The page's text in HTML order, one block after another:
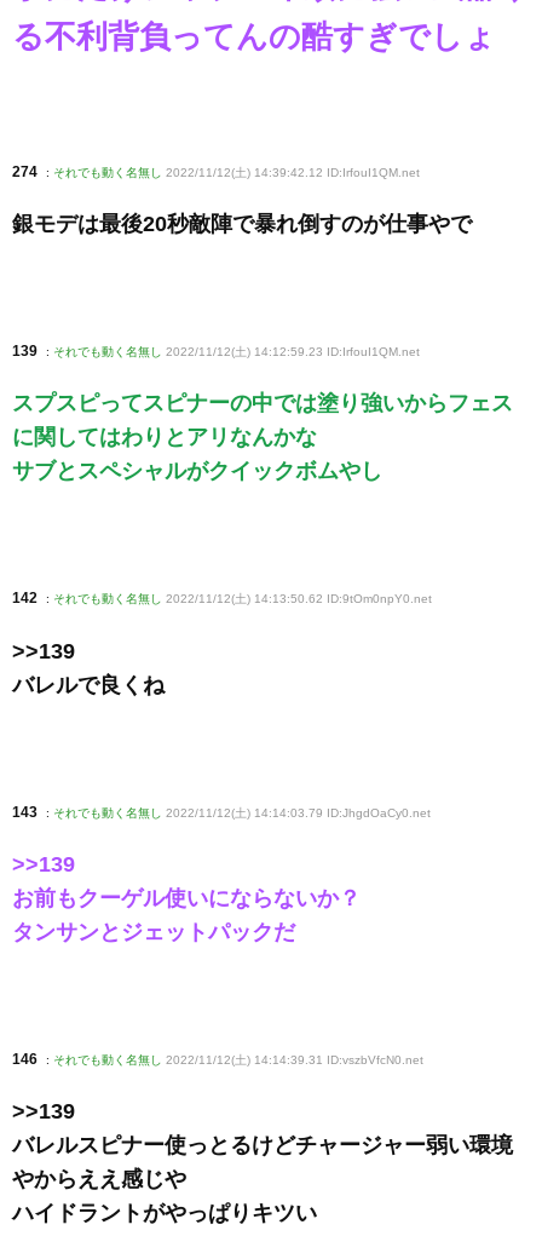
る不利背負ってんの酷すぎでしょ
274 : それでも動く名無し 2022/11/12(土) 14:39:42.12 ID:IrfouI1QM .net
銀モデは最後20秒敵陣で暴れ倒すのが仕事やで
139 : それでも動く名無し 2022/11/12(土) 14:12:59.23 ID:IrfouI1QM.net
スプスピってスピナーの中では塗り強いからフェス
に関してはわりとアリなんかな
サブとスペシャルがクイックボムやし
142 : それでも動く名無し 2022/11/12(土) 14:13:50.62 ID:9tOm0npY0.net
>>139
バレルで良くね
143 : それでも動く名無し 2022/11/12(土) 14:14:03.79 ID:JhgdOaCy0 .net
>>139
お前もクーゲル使いにならないか？
タンサンとジェットパックだ
146 : それでも動く名無し 2022/11/12(土) 14:14:39.31 ID:vszbVfcN0 .net
>>139
バレルスピナー使っとるけどチャージャー弱い環境
やからええ感じや
ハイドラントがやっぱりキツい